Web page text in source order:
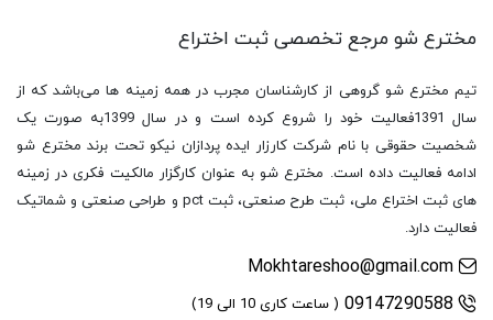
مخترع شو مرجع تخصصیثبت اختراع
تیم مخترع شو گروهی از کارشناسان مجرب در همه زمینه ها می‌باشد که از
سال 1391فعالیت خود را شروع کرده است و در سال 1399به صورت یک
شخصیت حقوقی با نام شرکت کارزار ایده پردازان نیکو تحت برند مخترع شو
ادامه فعالیت داده است. مخترع شو به عنوان کارگزار مالکیت فکری در زمینه
های ثبت اختراع ملی، ثبت طرح صنعتی، ثبت pct و طراحی صنعتی و شماتیک
فعالیت دارد.
Mokhtareshoo@gmail.com
09147290588 ( ساعت کاری 10 الی 19)